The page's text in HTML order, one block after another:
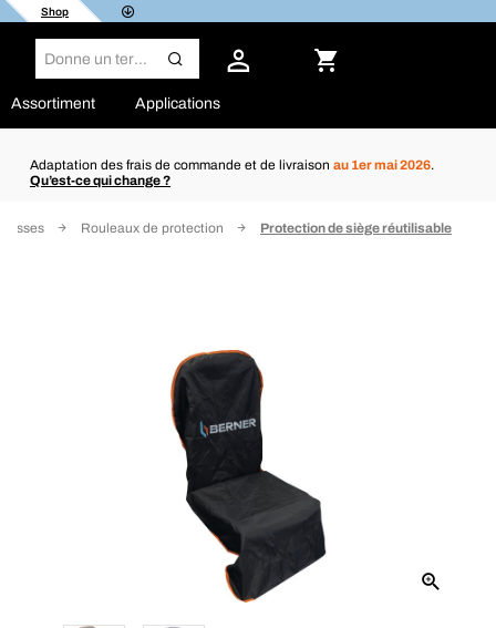
Shop
Assortiment Applications
Adaptation des frais de commande et de livraison au 1er mai 2026.
Qu’est-ce qui change ?
Rouleaux de protection Protection de siège réutilisable